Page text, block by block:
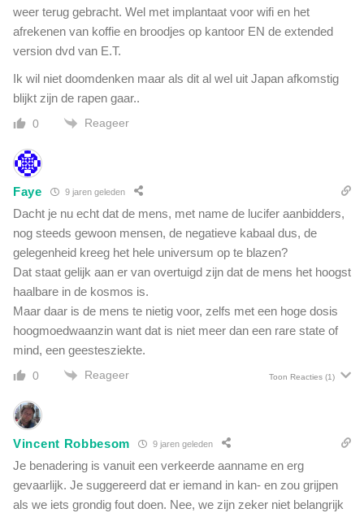
weer terug gebracht. Wel met implantaat voor wifi en het
afrekenen van koffie en broodjes op kantoor EN de extended
version dvd van E.T.
Ik wil niet doomdenken maar als dit al wel uit Japan afkomstig
blijkt zijn de rapen gaar..
0 Reageer
Faye 9 jaren geleden
Dacht je nu echt dat de mens, met name de lucifer aanbidders,
nog steeds gewoon mensen, de negatieve kabaal dus, de
gelegenheid kreeg het hele universum op te blazen?
Dat staat gelijk aan er van overtuigd zijn dat de mens het hoogst
haalbare in de kosmos is.
Maar daar is de mens te nietig voor, zelfs met een hoge dosis
hoogmoedwaanzin want dat is niet meer dan een rare state of
mind, een geestesziekte.
0 Reageer Toon Reacties (1)
Vincent Robbesom 9 jaren geleden
Je benadering is vanuit een verkeerde aanname en erg
gevaarlijk. Je suggereerd dat er iemand in kan- en zou grijpen
als we iets grondig fout doen. Nee, we zijn zeker niet belangrijk